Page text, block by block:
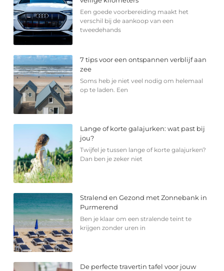
Een goede voorbereiding maakt het
verschil bij de aankoop van een
tweedehands
7 tips voor een ontspannen verblijf aan
zee
Soms heb je niet veel nodig om helemaal
op te laden. Een
Lange of korte galajurken: wat past bij
jou?
Twijfel je tussen lange of korte galajurken?
Dan ben je zeker niet
Stralend en Gezond met Zonnebank in
Purmerend
Ben je klaar om een stralende teint te
krijgen zonder uren in
De perfecte travertin tafel voor jouw